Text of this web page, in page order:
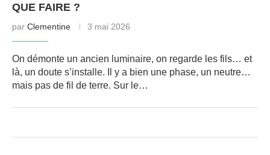
QUE FAIRE ?
par Clementine 3 mai 2026
On démonte un ancien luminaire, on regarde les fils… et
là, un doute s’installe. Il y a bien une phase, un neutre…
mais pas de fil de terre. Sur le…